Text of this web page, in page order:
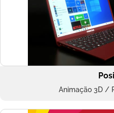
Animação 3D /